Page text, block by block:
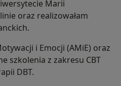
Marii
oraz realizowałam
i Emocji (AMiE) oraz
szkolenia z zakresu CBT
DBT.